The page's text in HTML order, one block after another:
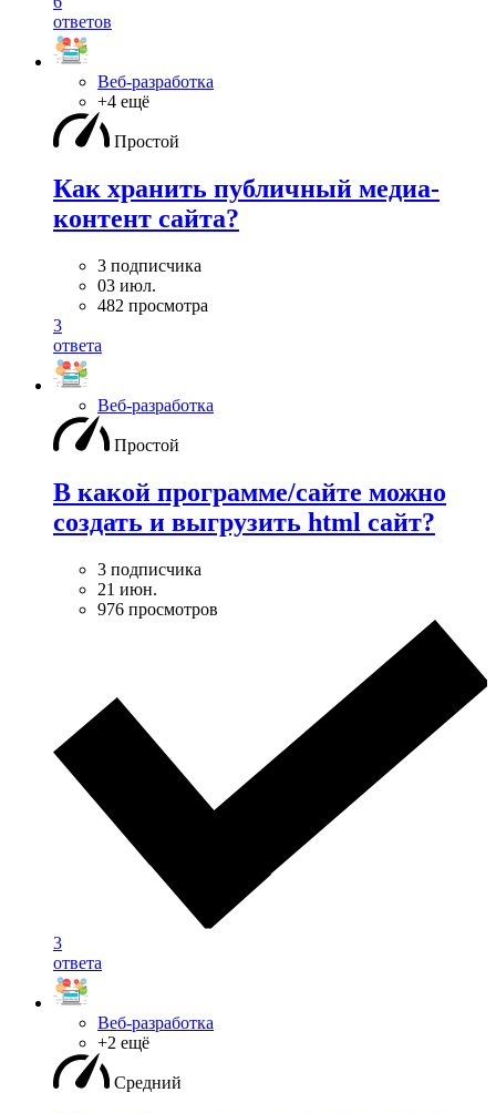
ответов
Веб-разработка
+4 ещё
Простой
Как хранить публичный медиа-
контент сайта?
3 подписчика
03 июл.
482 просмотра
3
ответа
Веб-разработка
Простой
В какой программе/сайте можно
создать и выгрузить html сайт?
3 подписчика
21 июн.
976 просмотров
3
ответа
Веб-разработка
+2 ещё
Средний